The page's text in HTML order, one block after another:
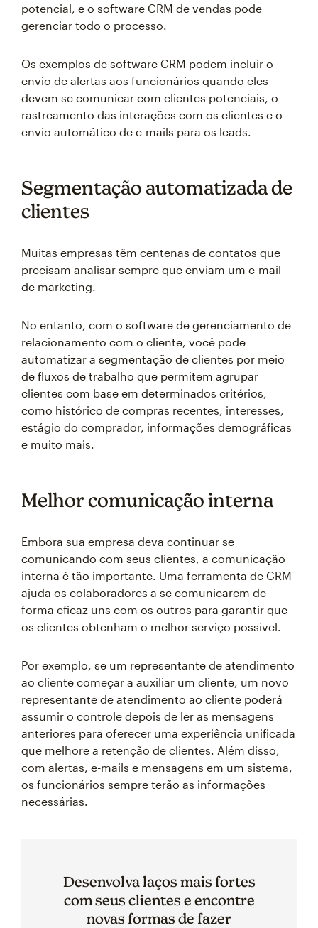
potencial, e o software CRM de vendas pode
gerenciar todo o processo.
Os exemplos de software CRM podem incluir o
envio de alertas aos funcionários quando eles
devem se comunicar com clientes potenciais, o
rastreamento das interações com os clientes e o
envio automático de e-mails para os leads.
Segmentação automatizada de
clientes
Muitas empresas têm centenas de contatos que
precisam analisar sempre que enviam um e-mail
de marketing.
No entanto, com o software de gerenciamento de
relacionamento com o cliente, você pode
automatizar a segmentação de clientes por meio
de fluxos de trabalho que permitem agrupar
clientes com base em determinados critérios,
como histórico de compras recentes, interesses,
estágio do comprador, informações demográficas
e muito mais.
Melhor comunicação interna
Embora sua empresa deva continuar se
comunicando com seus clientes, a comunicação
interna é tão importante. Uma ferramenta de CRM
ajuda os colaboradores a se comunicarem de
forma eficaz uns com os outros para garantir que
os clientes obtenham o melhor serviço possível.
Por exemplo, se um representante de atendimento
ao cliente começar a auxiliar um cliente, um novo
representante de atendimento ao cliente poderá
assumir o controle depois de ler as mensagens
anteriores para oferecer uma experiência unificada
que melhore a retenção de clientes. Além disso,
com alertas, e-mails e mensagens em um sistema,
os funcionários sempre terão as informações
necessárias.
Desenvolva laços mais fortes
com seus clientes e encontre
novas formas de fazer